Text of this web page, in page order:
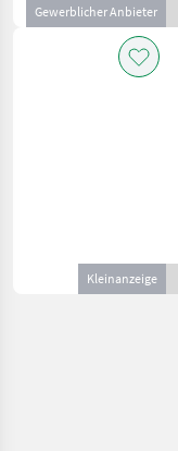
Gewerblicher Anbieter
Kleinanzeige